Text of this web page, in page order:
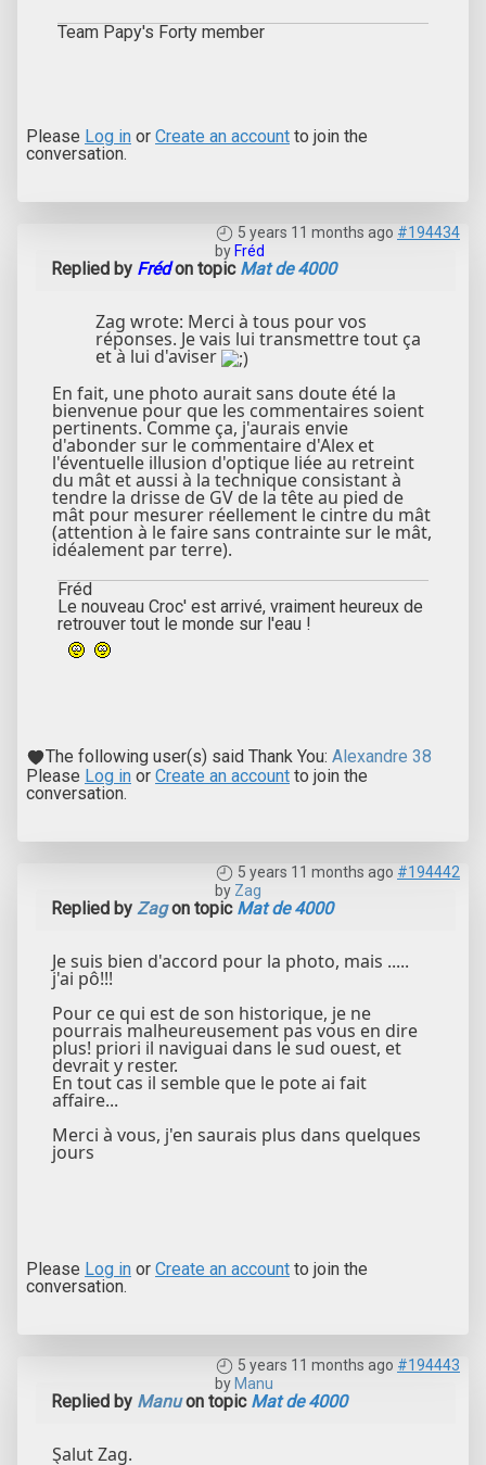
Team Papy's Forty member
Please Log in or Create an account to join the
conversation.
5 years 11 months ago #194434
by Fréd
Replied by Frédon topic Mat de 4000
Zag wrote: Merci à tous pour vos
réponses. Je vais lui transmettre tout ça
et à lui d'aviser
En fait, une photo aurait sans doute été la
bienvenue pour que les commentaires soient
pertinents. Comme ça, j'aurais envie
d'abonder sur le commentaire d'Alex et
l'éventuelle illusion d'optique liée au retreint
du mât et aussi à la technique consistant à
tendre la drisse de GV de la tête au pied de
mât pour mesurer réellement le cintre du mât
(attention à le faire sans contrainte sur le mât,
idéalement par terre).
Fréd
Le nouveau Croc' est arrivé, vraiment heureux de
retrouver tout le monde sur l'eau !
The following user(s) said Thank You: Alexandre 38
Please Log in or Create an account to join the
conversation.
5 years 11 months ago #194442
by Zag
Replied by Zagon topic Mat de 4000
Je suis bien d'accord pour la photo, mais .....
j'ai pô!!!
Pour ce qui est de son historique, je ne
pourrais malheureusement pas vous en dire
plus! priori il naviguai dans le sud ouest, et
devrait y rester.
En tout cas il semble que le pote ai fait
affaire...
Merci à vous, j'en saurais plus dans quelques
jours
Please Log in or Create an account to join the
conversation.
5 years 11 months ago #194443
by Manu
Replied by Manuon topic Mat de 4000
Salut Zag.